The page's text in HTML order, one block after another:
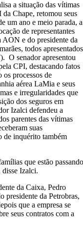
a situação das vítimas
Chape, retomou seus
um ano e meio parada, a
de representantes
AON e do presidente da
todos apresentados
O senador apresentou
CPI, destacando fatos
os processos de
aérea LaMia e seus
e irregularidades que
dos seguros em
Izalci defendeu a
parentes das vítimas
suas
de inquérito também
que estão
disse Izalci.
da Caixa, Pedro
presidente da Petrobras,
que a empresa se
seus contratos com a